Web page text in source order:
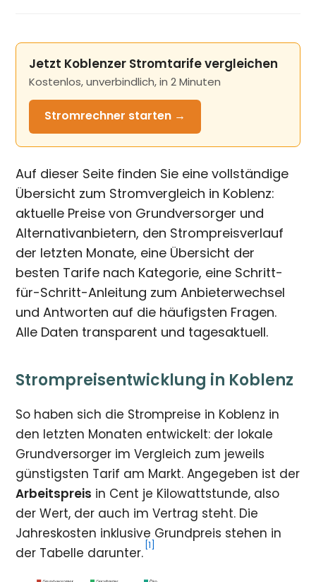
Jetzt Koblenzer Stromtarife vergleichen
Kostenlos, unverbindlich, in 2 Minuten
Stromrechner starten →
Auf dieser Seite finden Sie eine vollständige
Übersicht zum Stromvergleich in Koblenz:
aktuelle Preise von Grundversorger und
Alternativanbietern, den Strompreisverlauf
der letzten Monate, eine Übersicht der
besten Tarife nach Kategorie, eine Schritt-
für-Schritt-Anleitung zum Anbieterwechsel
und Antworten auf die häufigsten Fragen.
Alle Daten transparent und tagesaktuell.
Strompreisentwicklung in Koblenz
So haben sich die Strompreise in Koblenz in
den letzten Monaten entwickelt: der lokale
Grundversorger im Vergleich zum jeweils
günstigsten Tarif am Markt. Angegeben ist der
Arbeitspreis in Cent je Kilowattstunde, also
der Wert, der auch im Vertrag steht. Die
Jahreskosten inklusive Grundpreis stehen in
der Tabelle darunter. [1]